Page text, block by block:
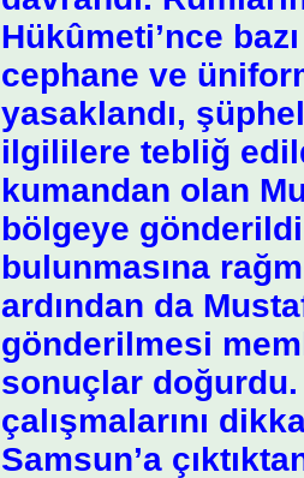
Hükûmeti’nce
cephane ve
yasaklandı,
ilgililere tebliğ
kumandan olan
bölgeye
bulunmasına
ardından da
gönderilmesi
sonuçlar
çalışmalarını
Samsun’a